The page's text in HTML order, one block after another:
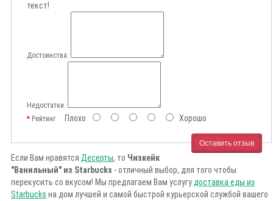
текст!
Достоинства:
Недостатки:
РейтингПлохо Хорошо
Оставить отзыв
Если Вам нравятся Десерты, то Чизкейк
"Ванильный" из Starbucks - отличный выбор, для того чтобы
перекусить со вкусом! Мы предлагаем Вам услугу доставка еды из
Starbucks на дом лучшей и самой быстрой курьерской службой вашего